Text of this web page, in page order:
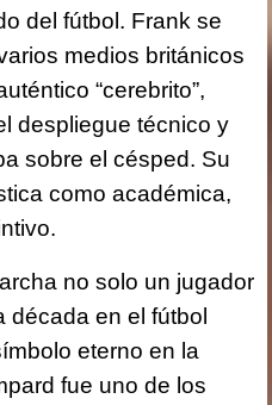
del fútbol. Frank se
medios británicos
“cerebrito”,
despliegue técnico y
sobre el césped. Su
como académica,
no solo un jugador
década en el fútbol
eterno en la
fue uno de los